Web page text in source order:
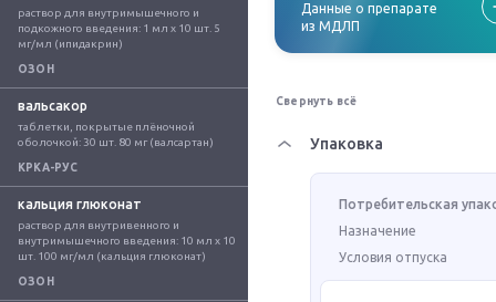
раствор для внутримышечного и
подкожного введения: 1 мл x 10 шт. 5
мг/мл (ипидакрин)
ОЗОН
вальсакор
таблетки, покрытые плёночной
оболочкой: 30 шт. 80 мг (валсартан)
КРКА-РУС
кальция глюконат
раствор для внутривенного и
внутримышечного введения: 10 мл x 10
шт. 100 мг/мл (кальция глюконат)
ОЗОН
Данные о препарате
из МДЛП
Свернуть всё
Упаковка
Потребительская
Назначение
Условия отпуска